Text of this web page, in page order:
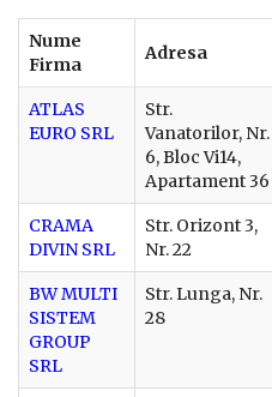
Nume
Firma
Adresa
ATLAS
EURO SRL
Str.
Vanatorilor, Nr.
6, Bloc Vi14,
Apartament 36
CRAMA
DIVIN SRL
Str. Orizont 3,
Nr. 22
BW MULTI
SISTEM
GROUP
SRL
Str. Lunga, Nr.
28